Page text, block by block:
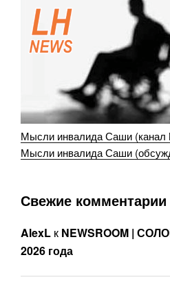
Мысли инвалида Саши (канал
Мысли инвалида Саши
Свежие комментарии
AlexL к NEWSROOM |
2026 года